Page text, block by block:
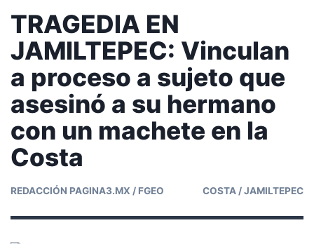
TRAGEDIA EN
JAMILTEPEC: Vinculan
a proceso a sujeto que
asesinó a su hermano
con un machete en la
Costa
REDACCIÓN PAGINA3.MX / FGEO COSTA / JAMILTEPEC